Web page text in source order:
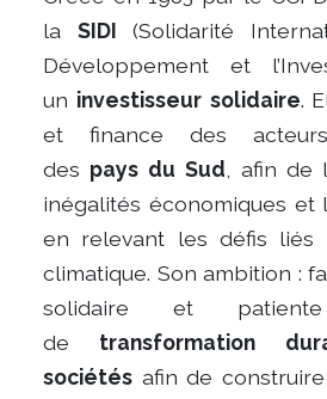
la SIDI (Solidarité
Développement et
un investisseur solidaire.
et finance des acteurs
des pays du Sud, afin de
inégalités économiques et
en relevant les défis liés
climatique. Son ambition :
solidaire et
de transformation
sociétés afin de